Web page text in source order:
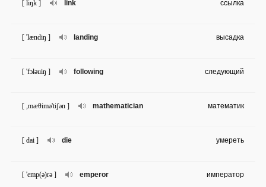
link
[ liŋk ] ссылка
landing
[ 'lændiŋ ] высадка
following
[ 'fɔləuiŋ ] следующий
mathematician
[ ,mæθimə'tiʃən ] математик
die
[ dai ] умереть
emperor
[ 'emp(ə)rə ] император